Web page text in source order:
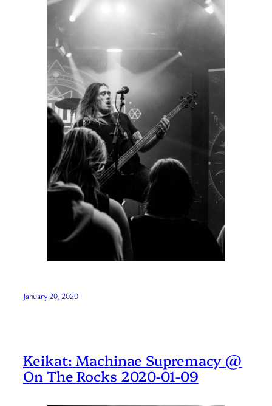
January 20, 2020
Keikat: Machinae Supremacy @
On The Rocks 2020-01-09